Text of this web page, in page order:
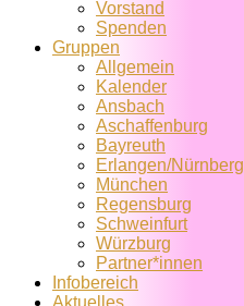
Vorstand
Spenden
Gruppen
Allgemein
Kalender
Ansbach
Aschaffenburg
Bayreuth
Erlangen/Nürnberg
München
Regensburg
Schweinfurt
Würzburg
Partner*innen
Infobereich
Aktuelles